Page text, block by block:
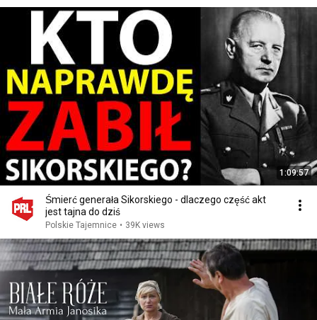
1:09:57
Śmierć generała Sikorskiego - dlaczego część akt
jest tajna do dziś
Polskie Tajemnice • 39K views